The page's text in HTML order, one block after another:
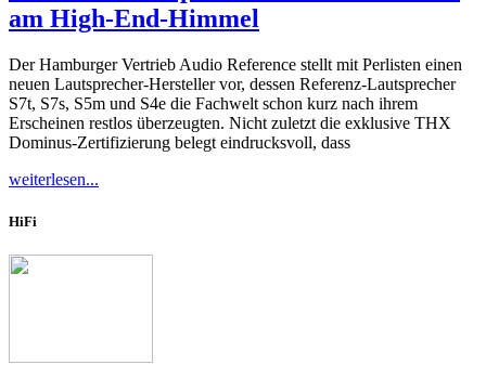
am High-End-Himmel
Der Hamburger Vertrieb Audio Reference stellt mit Perlisten einen
neuen Lautsprecher-Hersteller vor, dessen Referenz-Lautsprecher
S7t, S7s, S5m und S4e die Fachwelt schon kurz nach ihrem
Erscheinen restlos überzeugten. Nicht zuletzt die exklusive THX
Dominus-Zertifizierung belegt eindrucksvoll, dass
weiterlesen...
HiFi